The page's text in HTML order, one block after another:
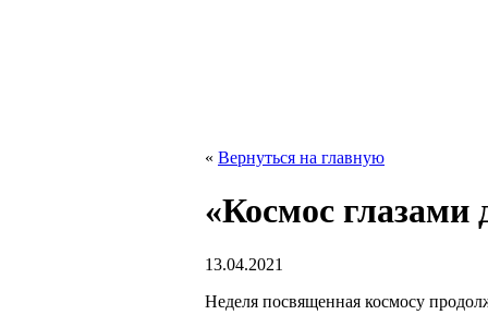
« Вернуться на главную
«Космос глазами
13.04.2021
Неделя посвященная космосу